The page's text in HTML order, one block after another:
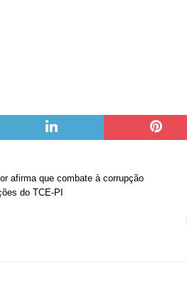
afirma que combate à corrupção
do TCE-PI